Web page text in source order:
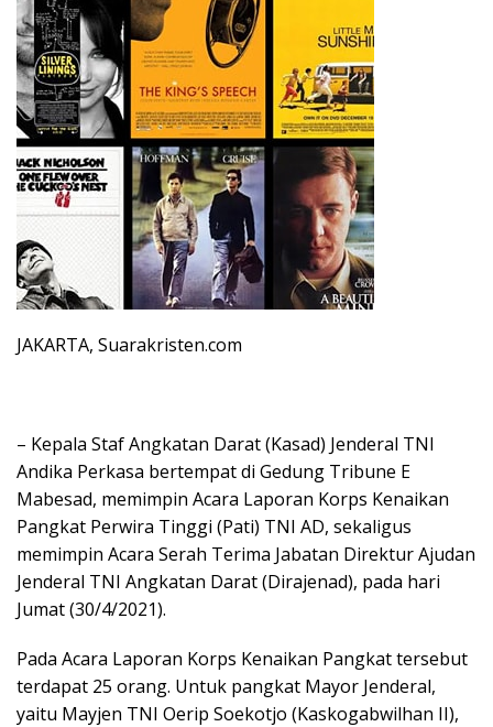
JAKARTA, Suarakristen.com
– Kepala Staf Angkatan Darat (Kasad) Jenderal TNI
Andika Perkasa bertempat di Gedung Tribune E
Mabesad, memimpin Acara Laporan Korps Kenaikan
Pangkat Perwira Tinggi (Pati) TNI AD, sekaligus
memimpin Acara Serah Terima Jabatan Direktur Ajudan
Jenderal TNI Angkatan Darat (Dirajenad), pada hari
Jumat (30/4/2021).
Pada Acara Laporan Korps Kenaikan Pangkat tersebut
terdapat 25 orang. Untuk pangkat Mayor Jenderal,
yaitu Mayjen TNI Oerip Soekotjo (Kaskogabwilhan II),